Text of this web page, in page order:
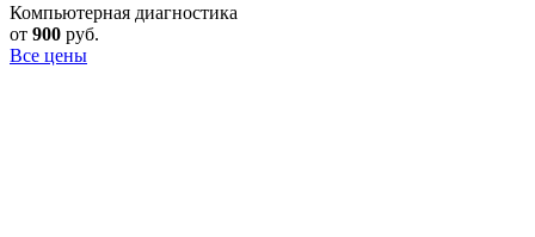
Компьютерная диагностика
от 900 руб.
Все цены